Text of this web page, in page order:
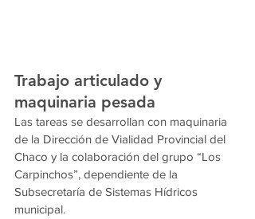
Trabajo articulado y
maquinaria pesada
Las tareas se desarrollan con maquinaria
de la Dirección de Vialidad Provincial del
Chaco y la colaboración del grupo “Los
Carpinchos”, dependiente de la
Subsecretaría de Sistemas Hídricos
municipal.